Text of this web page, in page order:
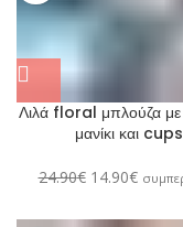
Λιλά floral μπλούζα
μανίκι και cups
24.90€ 14.90€